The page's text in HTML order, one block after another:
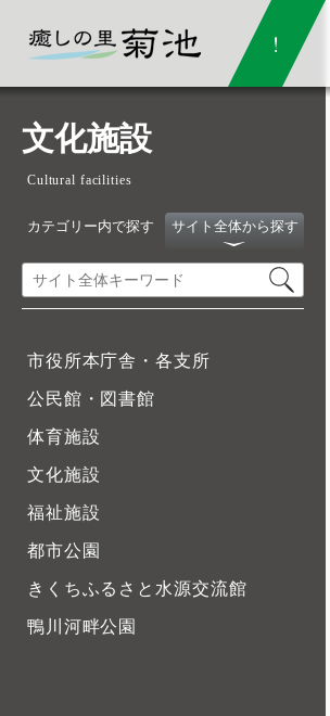
文化施設
Cultural facilities
カテゴリー内で探す サイト全体から探す
市役所本庁舎・各支所
公民館・図書館
体育施設
文化施設
福祉施設
都市公園
きくちふるさと水源交流館
鴨川河畔公園